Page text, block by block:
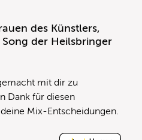
des Künstlers,
der Heilsbringer
mit dir zu
Dank für diesen
Mix-Entscheidungen.